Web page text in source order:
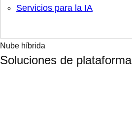
Servicios para la IA
Nube híbrida
Soluciones de plataforma